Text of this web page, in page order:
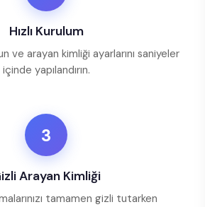
Hızlı Kurulum
ve arayan kimliği ayarlarını saniyeler
içinde yapılandırın.
3
Arayan Kimliği
tamamen gizli tutarken